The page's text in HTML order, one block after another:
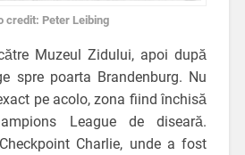
credit: Peter Leibing
Muzeul Zidului, apoi după
spre poarta Brandenburg. Nu
pe acolo, zona fiind închisă
League de diseară.
Charlie, unde a fost